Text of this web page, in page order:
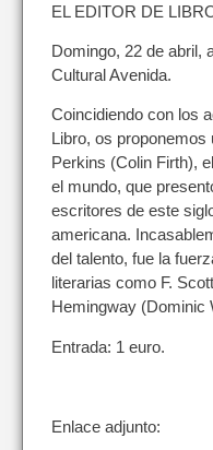
EL EDITOR DE
Domingo, 22 de abril,
Cultural Avenida.
Coincidiendo con los
Libro, os
Perkins (Colin Firth),
el mundo, que
escritores de este
americana.
del talento, fue la
literarias como F.
Hemingway (Dominic
Entrada: 1 euro.
Enlace adjunto: